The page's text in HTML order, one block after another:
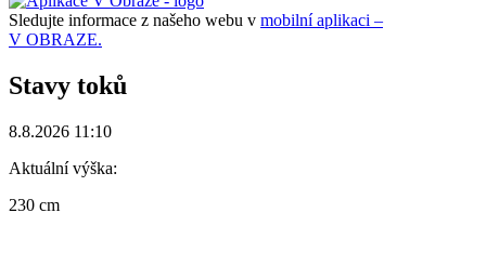
Sledujte informace z našeho webu v mobilní aplikaci –
V OBRAZE.
Stavy toků
8.8.2026 11:10
Aktuální výška:
230 cm